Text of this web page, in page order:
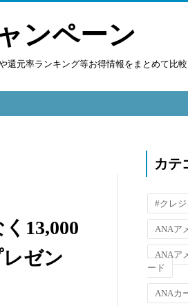
ンペーン
元率ランキング等お得情報をまとめて比較
13,000
ゼン
カテ
#クレ
ANAア
ANAア
ード
ANAカ